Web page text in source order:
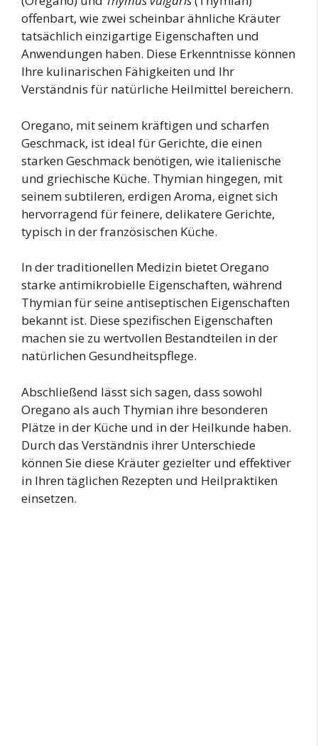
offenbart, wie zwei scheinbar ähnliche Kräuter
tatsächlich einzigartige Eigenschaften und
Anwendungen haben. Diese Erkenntnisse können
Ihre kulinarischen Fähigkeiten und Ihr
Verständnis für natürliche Heilmittel bereichern.
Oregano, mit seinem kräftigen und scharfen
Geschmack, ist ideal für Gerichte, die einen
starken Geschmack benötigen, wie italienische
und griechische Küche. Thymian hingegen, mit
seinem subtileren, erdigen Aroma, eignet sich
hervorragend für feinere, delikatere Gerichte,
typisch in der französischen Küche.
In der traditionellen Medizin bietet Oregano
starke antimikrobielle Eigenschaften, während
Thymian für seine antiseptischen Eigenschaften
bekannt ist. Diese spezifischen Eigenschaften
machen sie zu wertvollen Bestandteilen in der
natürlichen Gesundheitspflege.
Abschließend lässt sich sagen, dass sowohl
Oregano als auch Thymian ihre besonderen
Plätze in der Küche und in der Heilkunde haben.
Durch das Verständnis ihrer Unterschiede
können Sie diese Kräuter gezielter und effektiver
in Ihren täglichen Rezepten und Heilpraktiken
einsetzen.